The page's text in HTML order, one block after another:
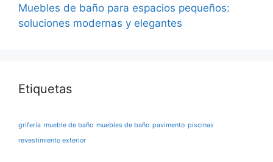
Muebles de baño para espacios pequeños:
soluciones modernas y elegantes
Etiquetas
grifería mueble de baño muebles de baño pavimento piscinas
revestimiento exterior